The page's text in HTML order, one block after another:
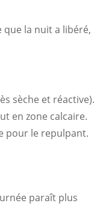
que la nuit a libéré,
sèche et réactive).
en zone calcaire.
pour le repulpant.
paraît plus